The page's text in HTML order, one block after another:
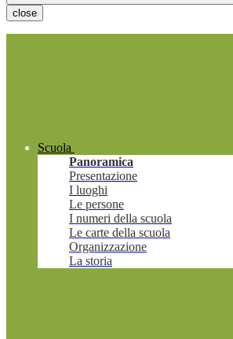
close
Scuola
Panoramica
Presentazione
I luoghi
Le persone
I numeri della scuola
Le carte della scuola
Organizzazione
La storia